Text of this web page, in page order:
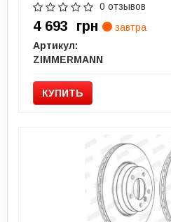
0 отзывов
4 693 грн
завтра
Артикул:
ZIMMERMANN
КУПИТЬ